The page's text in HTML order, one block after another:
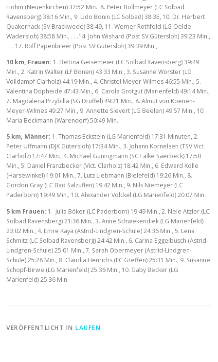
Hohm (Neuenkirchen) 37:52 Min., 8. Peter Bollmeyer (LC Solbad
Ravensberg) 38:16 Min., 9. Udo Bonin (LC Solbad) 38:35, 10. Dr. Herbert
Quakernack (SV Brackwede) 38:49, 11. Werner Rothfeld (LG Oelde-
Wadersloh) 38:58 Min., . . .14. John Wishard (Post SV Gütersloh) 39:23 Min.,
. . . 17. Rolf Papenbreer (Post SV Gütersloh) 39:39 Min.,
10 km, Frauen: 1. Bettina Geisemeier (LC Solbad Ravensberg) 39:49
Min., 2. Katrin Walter (LF Bönen) 43:33 Min., 3. Susanne Worster (LG
Volldampf Clarholz) 44:19 Min., 4. Christel Meyer-Wilmes 46:55 Min., 5.
Valentina Dopheide 47:43 Min., 6. Carola Grotgut (Marienfeld) 49:14 Min.,
7. Magdalena Przybilla (SG Druffel) 49:21 Min., 8. Almut von Koenen-
Meyer-Wilmes 49:27 Min., 9. Annette Sievert (LG Beelen) 49:57 Min., 10.
Maria Beckmann (Warendorf) 50:49 Min.
5 km, Männer: 1. Thomas Eckstein (LG Marienfeld) 17:31 Minuten, 2.
Peter Uffmann (DJK Gütersloh) 17:34 Min., 3. Johann Kornelsen (TSV Vict.
Clarholz) 17:47 Min., 4. Michael Günnigmann (SC Falke Saerbeck) 17:50
Min., 5. Daniel Franzbecker (Vict. Clarholz) 18:42 Min., 6. Edward Kolle
(Harsewinkel) 19:01 Min., 7. Lutz Liebmann (Bielefeld) 19:26 Min., 8.
Gordon Gray (LC Bad Salzuflen) 19:42 Min., 9. Nils Niemeyer (LC
Paderborn) 19:49 Min., 10. Alexander Völckel (LG Marienfeld) 20:07 Min.
5 km Frauen: 1. Julia Böker (LC Paderborn) 19:49 Min., 2. Nele Atzler (LC
Solbad Ravensberg) 21:36 Min., 3. Anne Schwekendiek (LG Marienfeld)
23:02 Min., 4. Emre Kaya (Astrid-Lindgren-Schule) 24:36 Min., 5. Lena
Schmitz (LC Solbad Ravensberg) 24:42 Min., 6. Carina Eggelbusch (Astrid-
Lindgren-Schule) 25:01 Min., 7. Sarah Obermeyer (Astrid-Lindgren-
Schule) 25:28 Min., 8. Claudia Henrichs (FC Greffen) 25:31 Min., 9. Susanne
Schopf-Birwe (LG Marienfeld) 25:36 Min., 10. Gaby Becker (LG
Marienfeld) 25:36 Min.
VERÖFFENTLICHT INLAUFEN